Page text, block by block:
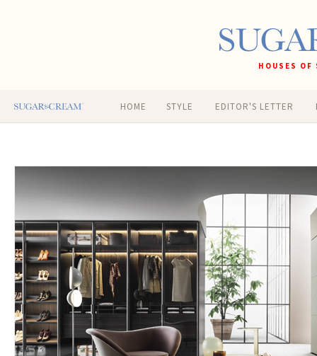
HOUSES
HOME STYLE EDITOR'S LETTER